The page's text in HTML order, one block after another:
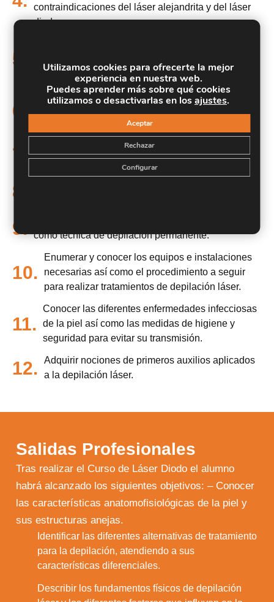
contraindicaciones del láser alejandrita y del láser
diodo.
5.
de las sesiones de tratamiento láser.
6.
Conocer las indicaciones, contraindicaciones y
7.
Conocer las características anatómicas y
fisiológicas de la piel y sus anexos.
8.
9.
como técnica de depilación permanente.
10.
Enumerar y conocer los equipos e instalaciones
necesarias así como el procedimiento a seguir
para realizar tratamientos de depilación láser.
11.
Conocer las diferentes enfermedades infecciosas
de la piel así como las medidas de higiene y
seguridad para evitar su transmisión.
12.
Adquirir nociones de primeros auxilios aplicados
a la depilación láser.
Salidas Profesionales
Tras realizar el Curso de Láser Diodo el alumno
habrá alcanzado los siguientes objetivos: – Conocer
las características anatomofisiológicas de la piel y
sus estructuras anejas.
Identificar las diferentes alternativas de tratamiento
para la depilación, atendiendo a sus
características diferenciales.
Describir los fundamentos físicos de depilación
Utilizamos cookies para ofrecerte la mejor
experiencia en nuestra web.
Puedes aprender más sobre qué cookies
utilizamos o desactivarlas en losajustes.
Aceptar
Rechazar
Configurar